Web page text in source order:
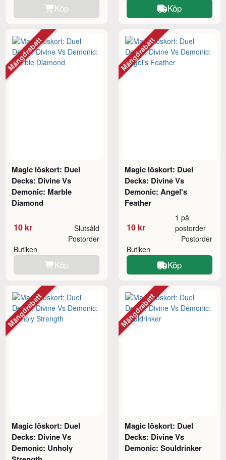
Köp Köp
Magic löskort: Duel
Decks: Divine Vs
Demonic: Marble
Diamond
10 kr Slutsåld
Butiken
Postorder
Köp
Mängdrabatt
Magic löskort: Duel
Decks: Divine Vs
Demonic: Angel's
Feather
10 kr
1 på
postorder
Butiken
Postorder
Köp
Mängdrabatt
Magic löskort: Duel
Decks: Divine Vs
Demonic: Unholy
Mängdrabatt
Magic löskort: Duel
Decks: Divine Vs
Demonic: Souldrinker
Mängdrabatt